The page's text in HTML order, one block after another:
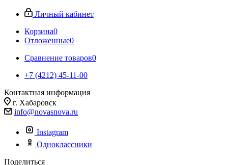
Личный кабинет
Корзина0
Отложенные0
Сравнение товаров0
+7 (4212) 45-11-00
Контактная информация
г. Хабаровск
info@novasnova.ru
Instagram
Одноклассники
Поделиться